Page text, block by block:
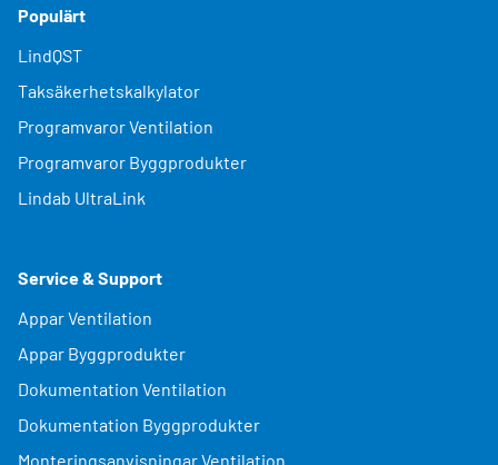
Populärt
LindQST
Taksäkerhetskalkylator
Programvaror Ventilation
Programvaror Byggprodukter
Lindab UltraLink
Service & Support
Appar Ventilation
Appar Byggprodukter
Dokumentation Ventilation
Dokumentation Byggprodukter
Monteringsanvisningar Ventilation